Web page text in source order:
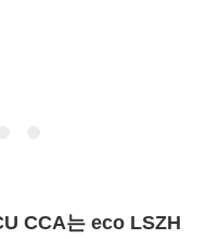
CCA는 eco LSZH